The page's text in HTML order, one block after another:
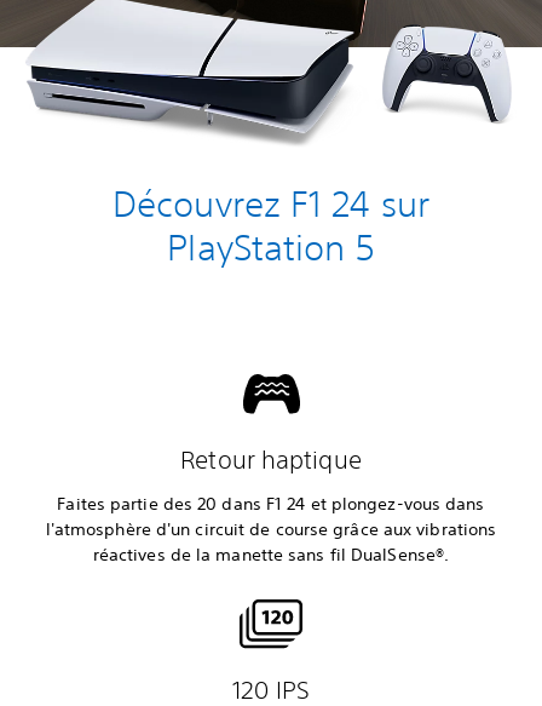
Découvrez F1 24 sur
PlayStation 5
Retour haptique
Faites partie des 20 dans F1 24 et plongez-vous dans
l'atmosphère d'un circuit de course grâce aux vibrations
réactives de la manette sans fil DualSense®.
120 IPS